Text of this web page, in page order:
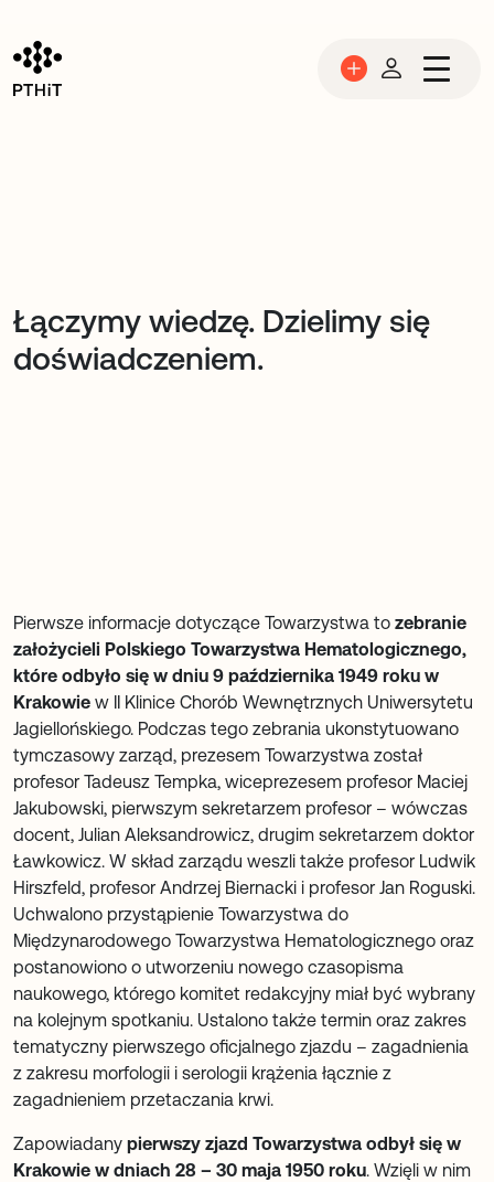
PTHiT 1949 ∞
Łączymy wiedzę. Dzielimy się
doświadczeniem.
Przejdź
Pierwsze informacje dotyczące Towarzystwa to zebranie
założycieli Polskiego Towarzystwa Hematologicznego,
które odbyło się w dniu 9 października 1949 roku w
Krakowie w II Klinice Chorób Wewnętrznych Uniwersytetu
Jagiellońskiego. Podczas tego zebrania ukonstytuowano
tymczasowy zarząd, prezesem Towarzystwa został
profesor Tadeusz Tempka, wiceprezesem profesor Maciej
Jakubowski, pierwszym sekretarzem profesor – wówczas
docent, Julian Aleksandrowicz, drugim sekretarzem doktor
Ławkowicz. W skład zarządu weszli także profesor Ludwik
Hirszfeld, profesor Andrzej Biernacki i profesor Jan Roguski.
Uchwalono przystąpienie Towarzystwa do
Międzynarodowego Towarzystwa Hematologicznego oraz
postanowiono o utworzeniu nowego czasopisma
naukowego, którego komitet redakcyjny miał być wybrany
na kolejnym spotkaniu. Ustalono także termin oraz zakres
tematyczny pierwszego oficjalnego zjazdu – zagadnienia
z zakresu morfologii i serologii krążenia łącznie z
zagadnieniem przetaczania krwi.
Zapowiadany pierwszy zjazd Towarzystwa odbył się w
Krakowie w dniach 28 – 30 maja 1950 roku. Wzięli w nim